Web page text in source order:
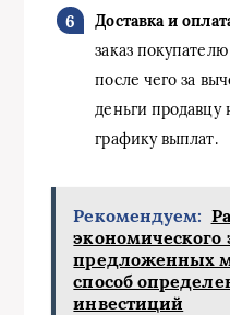
Доставка и
заказ
после чего за
деньги продавцу
графику выплат.
Рекомендуем:
экономического
предложенных
способ
инвестиций